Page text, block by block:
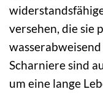
versehen, die sie
Scharniere sind
um eine lange